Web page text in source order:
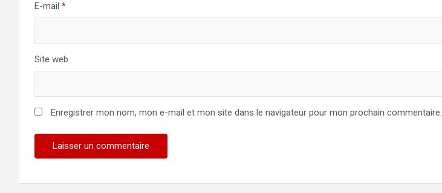
E-mail *
Site web
Enregistrer mon nom, mon e-mail et mon site dans le navigateur pour mon prochain commentaire.